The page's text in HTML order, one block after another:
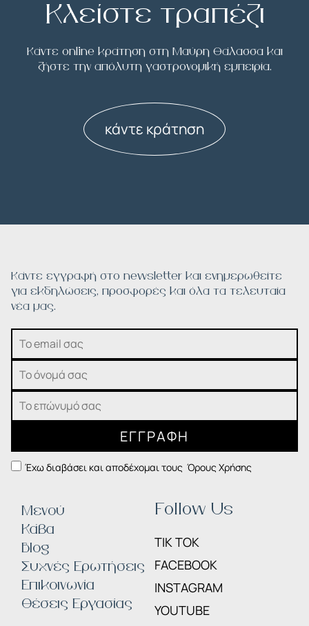
Κλείστε τραπέζι
Κάντε online κράτηση στη Μαύρη Θάλασσα και
ζήστε την απόλυτη γαστρονομική εμπειρία.
κάντε κράτηση
Μενού
Κάβα
Blog
Συχνές Ερωτήσεις
Επικοινωνία
Θέσεις Εργασίας
Follow Us
TIK TOK
FACEBOOK
INSTAGRAM
YOUTUBE
Κάντε εγγραφή στο newsletter και ενημερωθείτε
για εκδηλώσεις, προσφορές και όλα τα τελευταία
νέα μας.
ΕΓΓΡΑΦΗ
Έχω διαβάσει και αποδέχομαι τους Όρους Χρήσης